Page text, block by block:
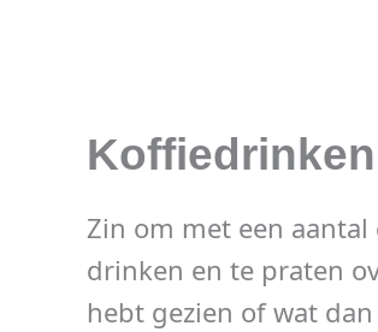
Zin om met een
drinken en te praten
hebt gezien of wat dan